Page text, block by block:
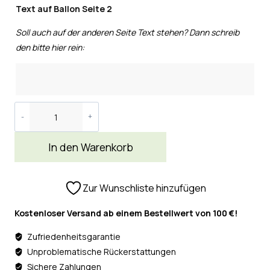
Text auf Ballon Seite 2
Soll auch auf der anderen Seite Text stehen? Dann schreib
den bitte hier rein:
In den Warenkorb
Zur Wunschliste hinzufügen
Kostenloser Versand ab einem Bestellwert von 100 €!
Zufriedenheitsgarantie
Unproblematische Rückerstattungen
Sichere Zahlungen